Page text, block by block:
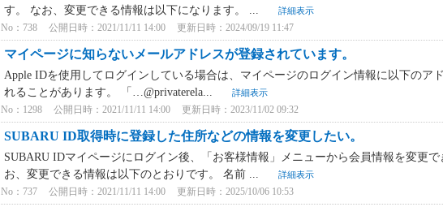
す。 なお、変更できる情報は以下になります。 ...
詳細表示
No：738 公開日時：2021/11/11 14:00 更新日時：2024/09/19 11:47
マイページに知らないメールアドレスが登録されています。
Apple IDを使用してログインしている場合は、マイページのログイン情報に以下のア
れることがあります。 「…@privaterela...
詳細表示
No：1298 公開日時：2021/11/11 14:00 更新日時：2023/11/02 09:32
SUBARU ID取得時に登録した住所などの情報を変更したい。
SUBARU IDマイページにログイン後、「お客様情報」メニューから会員情報を変更で
お、変更できる情報は以下のとおりです。 名前 ...
詳細表示
No：737 公開日時：2021/11/11 14:00 更新日時：2025/10/06 10:53